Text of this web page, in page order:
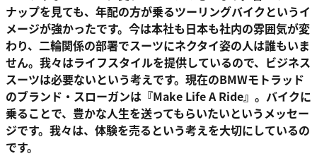
ナップを見ても、年配の方が乗るツーリングバイクというイ
メージが強かったです。今は本社も日本も社内の雰囲気が変
わり、二輪関係の部署でスーツにネクタイ姿の人は誰もいま
せん。我々はライフスタイルを提供しているので、ビジネス
スーツは必要ないという考えです。現在のBMWモトラッド
のブランド・スローガンは『Make Life A Ride』。バイクに
乗ることで、豊かな人生を送ってもらいたいというメッセー
ジです。我々は、体験を売るという考えを大切にしているの
です。